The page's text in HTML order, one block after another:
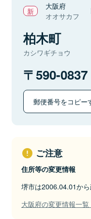
大阪府
オオサカフ
柏木町
カシワギチョウ
590-0837
郵便番号をコピー
ご注意
住所等の変更情報
堺市は2006.04.01か
大阪府の変更情報一覧